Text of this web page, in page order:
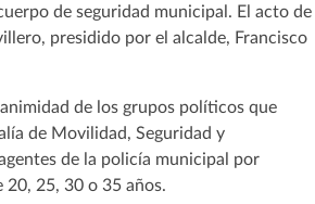
de seguridad municipal. El acto de
presidido por el alcalde, Francisco
de los grupos políticos que
de Movilidad, Seguridad y
de la policía municipal por
25, 30 o 35 años.